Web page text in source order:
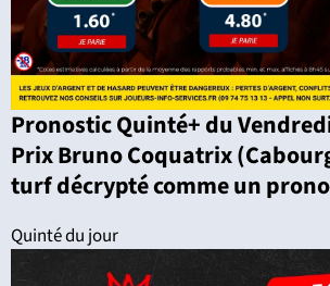
Pronostic Quinté+ du
Prix Bruno Coquatrix
turf décrypté comme un
Quinté du jour